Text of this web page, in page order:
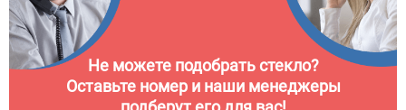
Не можете подобрать стекло?
Оставьте номер и наши менеджеры